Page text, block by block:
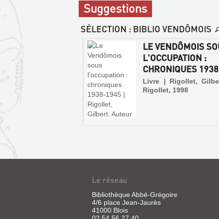
Suggestions
SÉLECTION : BIBLIO VENDÔMOIS
LE VENDÔMOIS
L'OCCUPATION :
CHRONIQUES
Livre | Rigollet,
Rigollet, 1998
Le réseau
Bibliothèque Abbé-Grégoire
4/6 place Jean-Jaurès
41000 Blois